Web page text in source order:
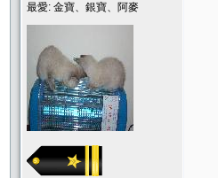
最愛: 金寶、銀寶、阿麥